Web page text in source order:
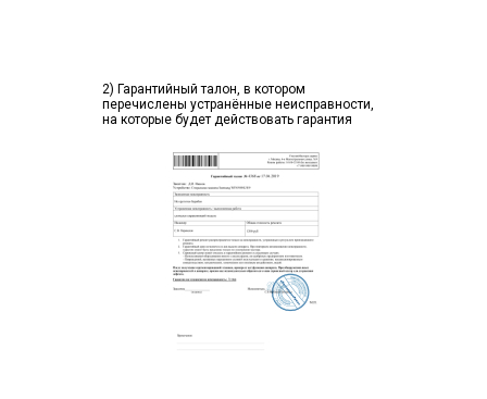
2) Гарантийный талон, в котором
перечислены устранённые неисправности,
на которые будет действовать гарантия